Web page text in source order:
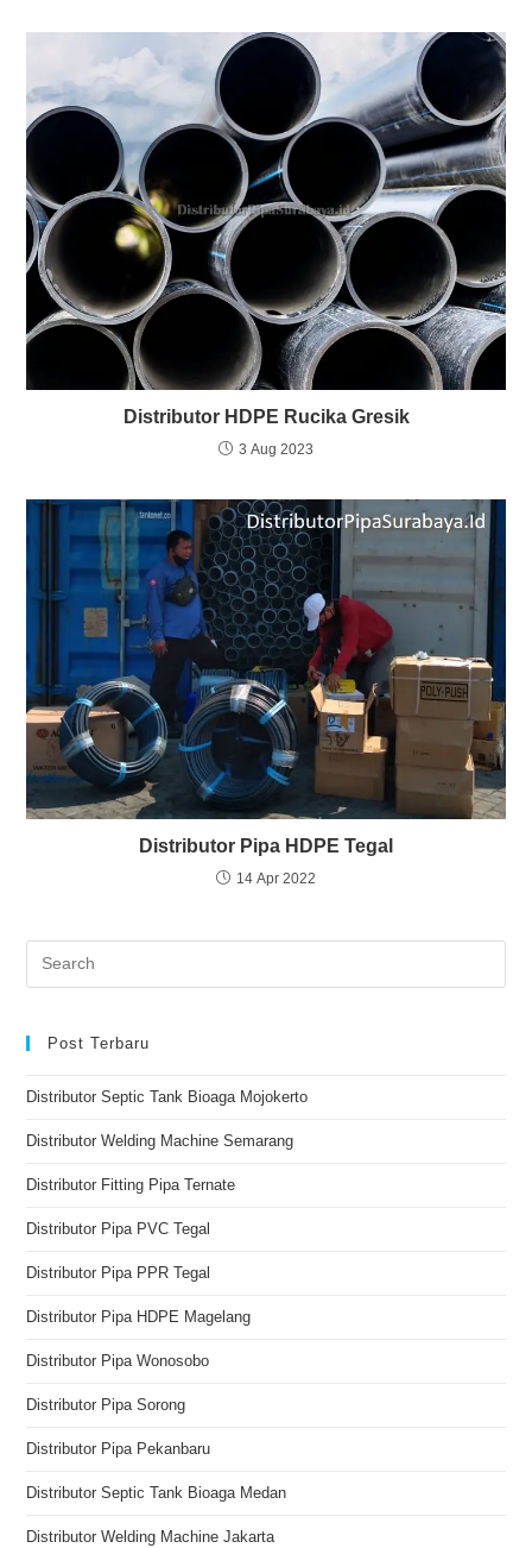
Distributor HDPE Rucika Gresik
3 Aug 2023
Distributor Pipa HDPE Tegal
14 Apr 2022
Post Terbaru
Distributor Septic Tank Bioaga Mojokerto
Distributor Welding Machine Semarang
Distributor Fitting Pipa Ternate
Distributor Pipa PVC Tegal
Distributor Pipa PPR Tegal
Distributor Pipa HDPE Magelang
Distributor Pipa Wonosobo
Distributor Pipa Sorong
Distributor Pipa Pekanbaru
Distributor Septic Tank Bioaga Medan
Distributor Welding Machine Jakarta